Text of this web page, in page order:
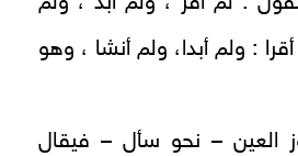
: ولم أبدا، ولم أنشا ، وهو
العين – نحو سأل – فيقال